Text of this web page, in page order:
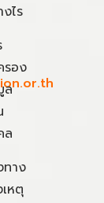
ไร
รอง
ล
ล
ทาง
หตุ